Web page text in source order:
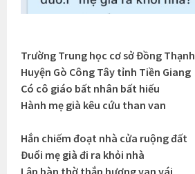
Trường Trung học cơ sở Đồng Thạnh
Huyện Gò Công Tây tỉnh Tiền Giang
Có cô giáo bất nhân bất hiếu
Hành mẹ già kêu cứu than van
Hắn chiếm đoạt nhà cửa ruộng đất
Đuổi mẹ già đi ra khỏi nhà